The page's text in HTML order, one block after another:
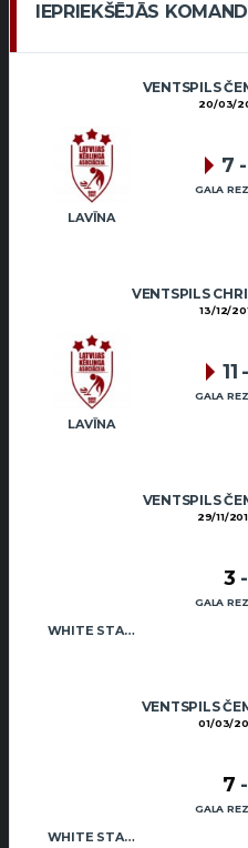
IEPRIEKŠĒJĀS
VENTSPILS
20/03/
LAVĪNA
7 -
GALA
VENTSPILS
13/12/
LAVĪNA
11 -
GALA
VENTSPILS
29/11/
WHITE STAR MAFIA
3 -
GALA
VENTSPILS
01/03/
WHITE STAR MAFIA
7 -
GALA